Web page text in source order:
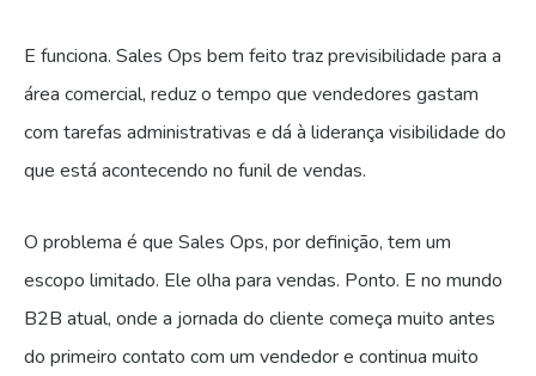
E funciona. Sales Ops bem feito traz previsibilidade para a
área comercial, reduz o tempo que vendedores gastam
com tarefas administrativas e dá à liderança visibilidade do
que está acontecendo no funil de vendas.
O problema é que Sales Ops, por definição, tem um
escopo limitado. Ele olha para vendas. Ponto. E no mundo
B2B atual, onde a jornada do cliente começa muito antes
do primeiro contato com um vendedor e continua muito